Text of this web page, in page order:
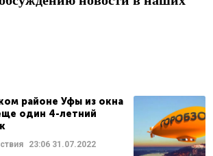
районе Уфы из окна
один 4-летний
23:0631.07.2022